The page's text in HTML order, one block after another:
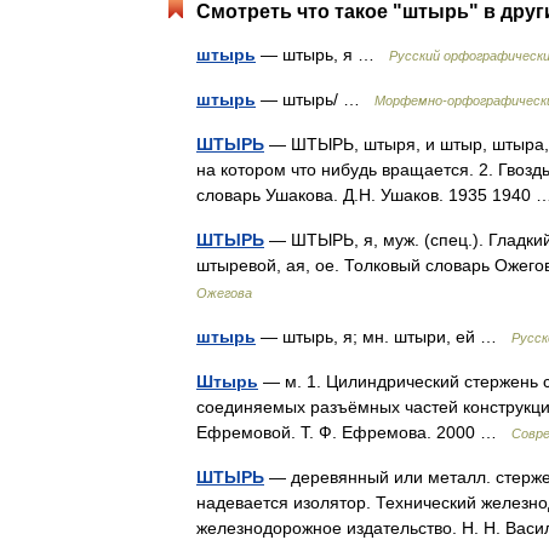
Смотреть что такое "штырь" в
штырь — штырь, я … Русский
штырь — штырь/ … Морфемно-
ШТЫРЬ — ШТЫРЬ, штыря, и штыр, штыра,
на котором что нибудь вращается. 2.
словарь Ушакова. Д.Н. Ушаков. 1935 1940
ШТЫРЬ — ШТЫРЬ, я, муж. (спец.). Гладкий
штыревой, ая, ое. Толковый словарь
Ожегова
штырь — штырь, я; мн. штыри, ей …
Штырь — м. 1. Цилиндрический стержень
соединяемых разъёмных частей
Ефремовой. Т. Ф. Ефремова. 2000 …
ШТЫРЬ — деревянный или металл.
надевается изолятор. Технический
железнодорожное издательство. Н. Н.